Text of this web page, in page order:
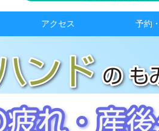
アクセス 予約